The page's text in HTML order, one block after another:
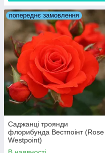
попереднє замовлення
Саджанці троянди
флорибунда Вестпоінт (Rose
Westpoint)